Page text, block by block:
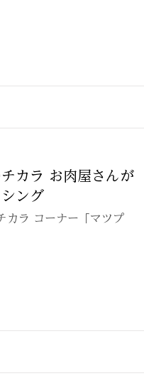
チカラ お肉屋さんが
ング
カラ コーナー「マツプ